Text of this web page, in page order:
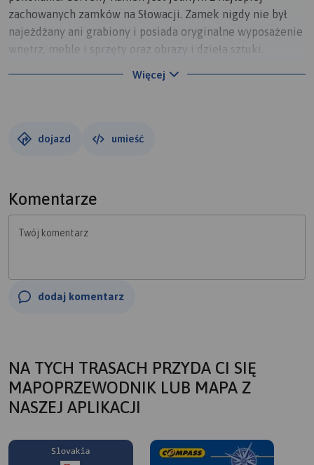
zachowanych zamków na Słowacji. Zamek nigdy nie był
najeżdżany ani grabiony i posiada oryginalne wyposażenie
wnętrz, meble i sprzęty oraz obrazy i dzieła sztuki.
sposób. Nie wykopano ich, ani nie wykuto w skale, lecz po
Więcej
dojazd umieść
Komentarze
Twój komentarz
dodaj komentarz
NA TYCH TRASACH PRZYDA CI SIĘ
MAPOPRZEWODNIK LUB MAPA Z
NASZEJ APLIKACJI